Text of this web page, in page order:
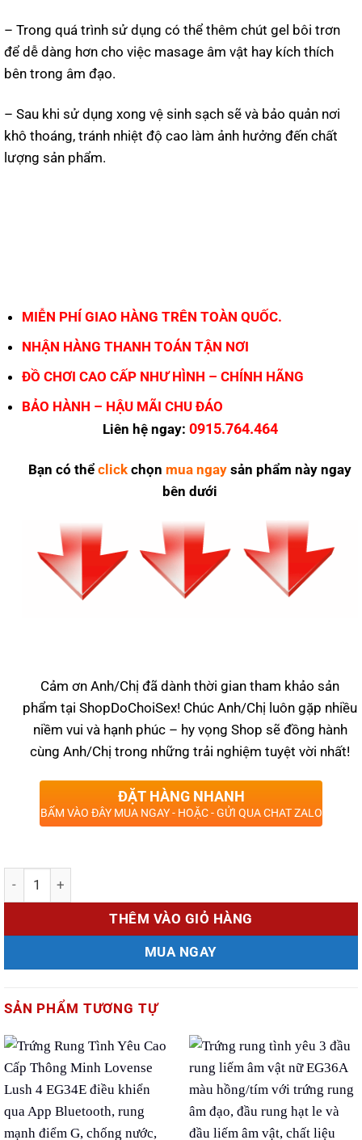
– Trong quá trình sử dụng có thể thêm chút gel bôi trơn
để dễ dàng hơn cho việc masage âm vật hay kích thích
bên trong âm đạo.
– Sau khi sử dụng xong vệ sinh sạch sẽ và bảo quản nơi
khô thoáng, tránh nhiệt độ cao làm ảnh hưởng đến chất
lượng sản phẩm.
MIỄN PHÍ GIAO HÀNG TRÊN TOÀN QUỐC.
NHẬN HÀNG THANH TOÁN TẬN NƠI
ĐỒ CHƠI CAO CẤP NHƯ HÌNH – CHÍNH HÃNG
BẢO HÀNH – HẬU MÃI CHU ĐÁO
Liên hệ ngay: 0915.764.464
Bạn có thểclick chọn mua ngay sản phẩm này ngay
bên dưới
Cảm ơn Anh/Chị đã dành thời gian tham khảo sản
phẩm tại ShopDoChoiSex! Chúc Anh/Chị luôn gặp nhiều
niềm vui và hạnh phúc – hy vọng Shop sẽ đồng hành
cùng Anh/Chị trong những trải nghiệm tuyệt vời nhất!
ĐẶT HÀNG NHANH
BẤM VÀO ĐÂY MUA NGAY - HOẶC - GỬI QUA CHAT ZALO
THÊM VÀO GIỎ HÀNG
MUA NGAY
SẢN PHẨM TƯƠNG TỰ